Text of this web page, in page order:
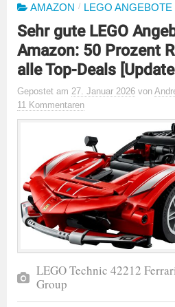
AMAZON / LEGO ANGEBOTE
Sehr gute LEGO
Amazon: 50 Prozent
alle Top-Deals
Gepostet am 27. Januar 2026 von
11 Kommentaren
LEGO Technic 42212
Group